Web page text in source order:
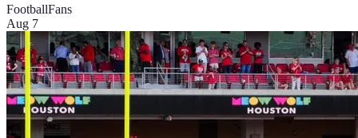
FootballFans
Aug 7